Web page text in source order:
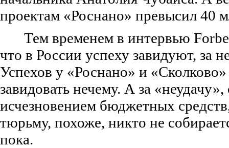
проектам «Роснано» превысил 40
Тем временем в интервью
что в России успеху завидуют, за
Успехов у «Роснано» и «Сколково»
завидовать нечему. А за
исчезновением бюджетных
тюрьму, похоже, никто не
пока.